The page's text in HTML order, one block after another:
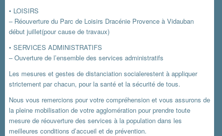
• LOISIRS
– Réouverture du Parc de Loisirs Dracénie Provence à Vidauban
début juillet(pour cause de travaux)
• SERVICES ADMINISTRATIFS
– Ouverture de l’ensemble des services administratifs
Les mesures et gestes de distanciation socialerestent à appliquer
strictement par chacun, pour la santé et la sécurité de tous.
Nous vous remercions pour votre compréhension et vous assurons de
la pleine mobilisation de votre agglomération pour prendre toute
mesure de réouverture des services à la population dans les
meilleures conditions d’accueil et de prévention.